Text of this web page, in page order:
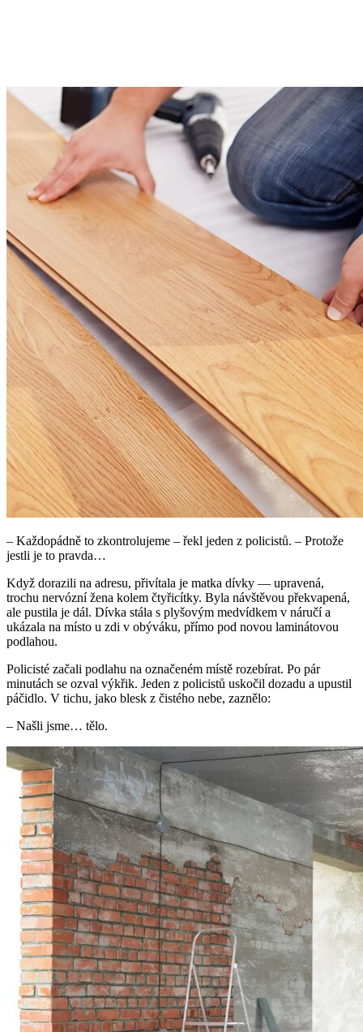
– Každopádně to zkontrolujeme – řekl jeden z policistů. – Protože
jestli je to pravda…
Když dorazili na adresu, přivítala je matka dívky — upravená,
trochu nervózní žena kolem čtyřicítky. Byla návštěvou překvapená,
ale pustila je dál. Dívka stála s plyšovým medvídkem v náručí a
ukázala na místo u zdi v obýváku, přímo pod novou laminátovou
podlahou.
Policisté začali podlahu na označeném místě rozebírat. Po pár
minutách se ozval výkřik. Jeden z policistů uskočil dozadu a upustil
páčidlo. V tichu, jako blesk z čistého nebe, zaznělo:
– Našli jsme… tělo.